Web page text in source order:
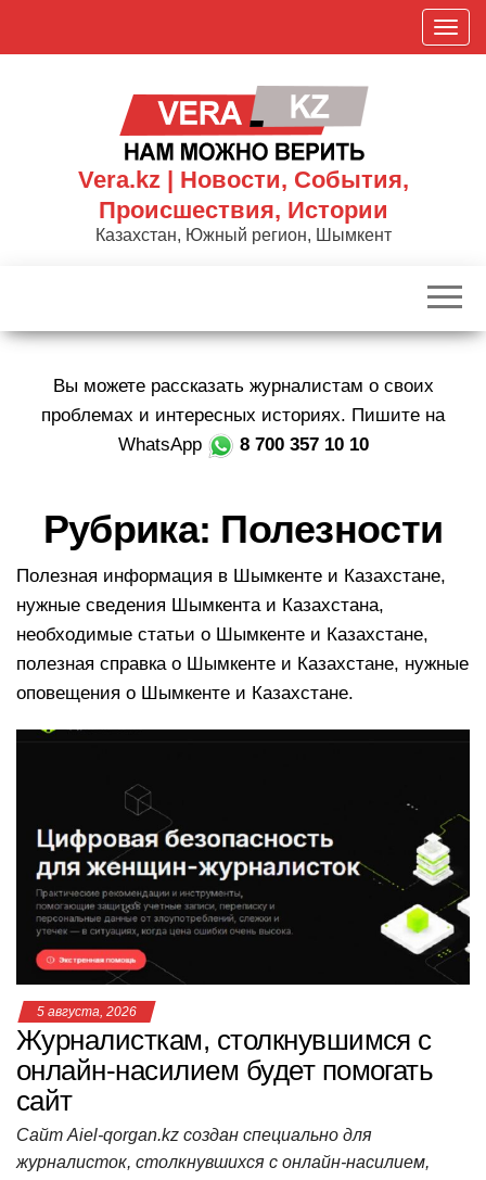
П
о
к
р
ю
Vera.kz | Новости, События,
Происшествия, Истории
Казахстан, Южный регион, Шымкент
Вы можете рассказать журналистам о своих
проблемах и интересных историях. Пишите на
WhatsApp
8 700 357 10 10
Рубрика: Полезности
Полезная информация в Шымкенте и Казахстане,
нужные сведения Шымкента и Казахстана,
необходимые статьи о Шымкенте и Казахстане,
полезная справка о Шымкенте и Казахстане, нужные
оповещения о Шымкенте и Казахстане.
5 августа, 2026
Журналисткам, столкнувшимся с
онлайн-насилием будет помогать
сайт
Сайт Aiel-qorgan.kz создан специально для
журналисток, столкнувшихся с онлайн-насилием,